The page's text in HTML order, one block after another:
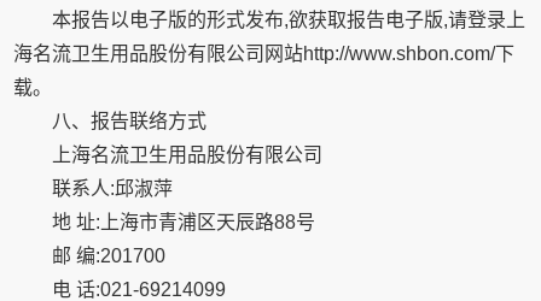
本报告以电子版的形式发布,欲获取报告电子版,请登录上
海名流卫生用品股份有限公司网站http://www.shbon.com/下
载。
八、报告联络方式
上海名流卫生用品股份有限公司
联系人:邱淑萍
地 址:上海市青浦区天辰路88号
邮 编:201700
电 话:021-69214099